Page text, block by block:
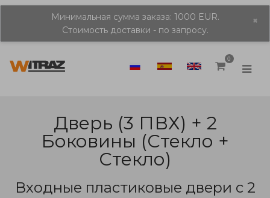
Минимальная сумма заказа: 1000 EUR.
Стоимость доставки - по запросу.
×
0
Дверь (3 ПВХ) + 2
Боковины (стекло +
Стекло)
Входные пластиковые двери с 2